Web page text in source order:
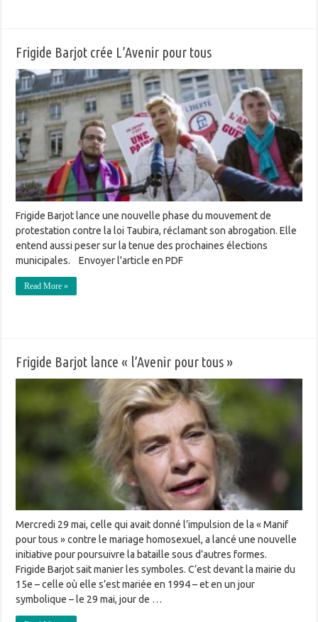
Frigide Barjot crée L’Avenir pour tous
Frigide Barjot lance une nouvelle phase du mouvement de
protestation contre la loi Taubira, réclamant son abrogation. Elle
entend aussi peser sur la tenue des prochaines élections
municipales. Envoyer l'article en PDF
Read More »
Frigide Barjot lance « l’Avenir pour tous »
Mercredi 29 mai, celle qui avait donné l’impulsion de la « Manif
pour tous » contre le mariage homosexuel, a lancé une nouvelle
initiative pour poursuivre la bataille sous d’autres formes.
Frigide Barjot sait manier les symboles. C’est devant la mairie du
15e – celle où elle s’est mariée en 1994 – et en un jour
symbolique – le 29 mai, jour de …